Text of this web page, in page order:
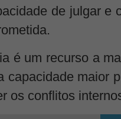
de julgar e
é um recurso a
capacidade maior
os conflitos